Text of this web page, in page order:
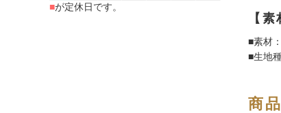
■が定休日です。
【素
■素材
■生地
商